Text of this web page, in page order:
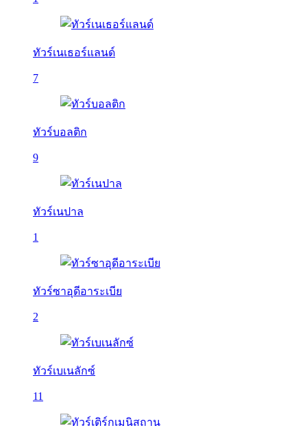
ทัวร์เนเธอร์แลนด์
7
ทัวร์บอลติก
9
ทัวร์เนปาล
1
ทัวร์ซาอุดีอาระเบีย
2
ทัวร์เบเนลักซ์
11